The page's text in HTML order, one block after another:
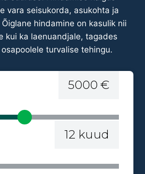
vara seisukorda, asukohta ja
hindamine on kasulik nii
kui ka laenuandjale, tagades
turvalise tehingu.
5000 €
12 kuud